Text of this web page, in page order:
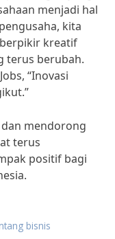
menjadi hal
kita
kreatif
terus berubah.
“Inovasi
mendorong
terus
positif bagi
bisnis